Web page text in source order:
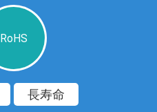
RoHS
長寿命